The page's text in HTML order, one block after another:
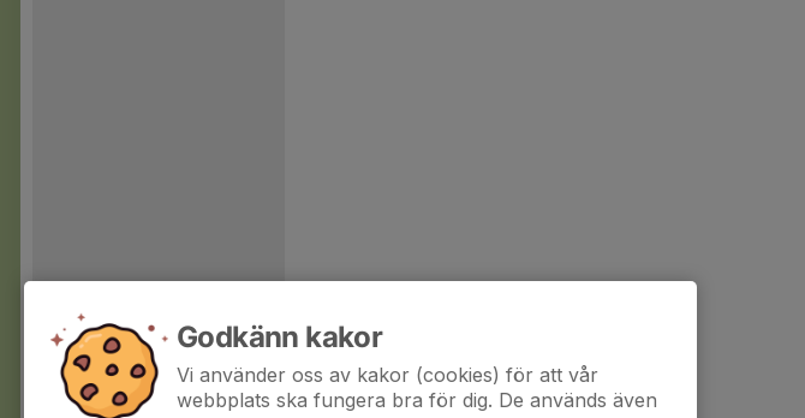
Godkänn kakor
Vi använder oss av kakor (cookies) för att vår
webbplats ska fungera bra för dig. De används även